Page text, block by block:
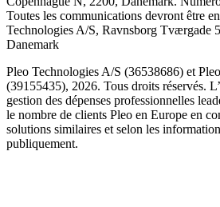
Toutes les communications devront être
Technologies A/S, Ravnsborg Tværgade
Danemark
Pleo Technologies A/S (36538686) et
(39155435), 2026. Tous droits réservés.
gestion des dépenses professionnelles
le nombre de clients Pleo en Europe en
solutions similaires et selon les
publiquement.